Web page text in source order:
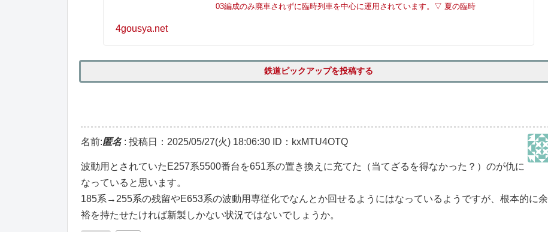
03編成のみ廃車されずに臨時列車を中心に運用されています。▽ 夏の臨時
4gousya.net
鉄道ピックアップを投稿する
名前:匿名: 投稿日：2025/05/27(火) 18:06:30 ID：kxMTU4OTQ
波動用とされていたE257系5500番台を651系の置き換えに充てた（当てざるを得なかった？）のが仇に
なっていると思います。
185系→255系の残留やE653系の波動用専従化でなんとか回せるようにはなっているようですが、根本的に余
裕を持たせたければ新製しかない状況ではないでしょうか。